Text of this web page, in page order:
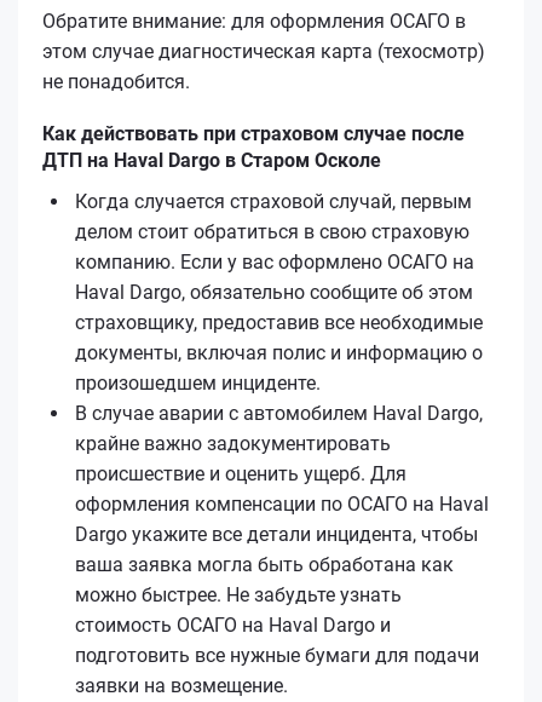
Обратите внимание: для оформления ОСАГО в
этом случае диагностическая карта (техосмотр)
не понадобится.
Как действовать при страховом случае после
ДТП на Haval Dargo в Старом Осколе
Когда случается страховой случай, первым
делом стоит обратиться в свою страховую
компанию. Если у вас оформлено ОСАГО на
Haval Dargo, обязательно сообщите об этом
страховщику, предоставив все необходимые
документы, включая полис и информацию о
произошедшем инциденте.
В случае аварии с автомобилем Haval Dargo,
крайне важно задокументировать
происшествие и оценить ущерб. Для
оформления компенсации по ОСАГО на Haval
Dargo укажите все детали инцидента, чтобы
ваша заявка могла быть обработана как
можно быстрее. Не забудьте узнать
стоимость ОСАГО на Haval Dargo и
подготовить все нужные бумаги для подачи
заявки на возмещение.